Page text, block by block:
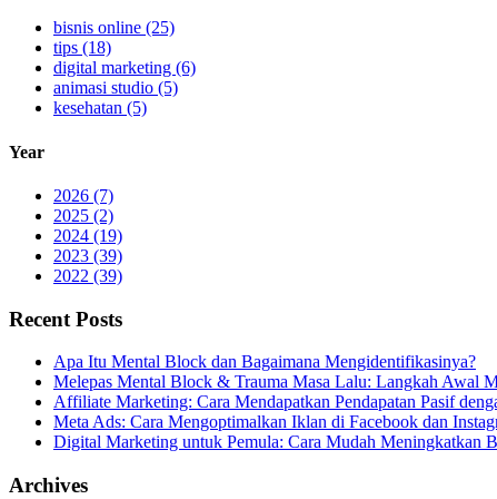
bisnis online (25)
tips (18)
digital marketing (6)
animasi studio (5)
kesehatan (5)
Year
2026 (7)
2025 (2)
2024 (19)
2023 (39)
2022 (39)
Recent Posts
Apa Itu Mental Block dan Bagaimana Mengidentifikasinya?
Melepas Mental Block & Trauma Masa Lalu: Langkah Awal
Affiliate Marketing: Cara Mendapatkan Pendapatan Pasif
Meta Ads: Cara Mengoptimalkan Iklan di Facebook dan
Digital Marketing untuk Pemula: Cara Mudah Meningkatkan
Archives